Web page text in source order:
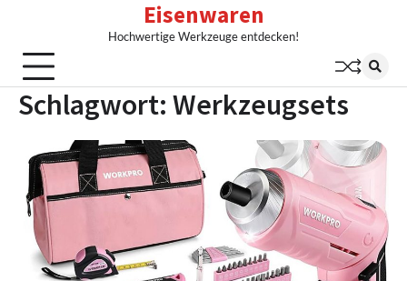
content
Eisenwaren
Hochwertige Werkzeuge entdecken!
Schlagwort: Werkzeugsets